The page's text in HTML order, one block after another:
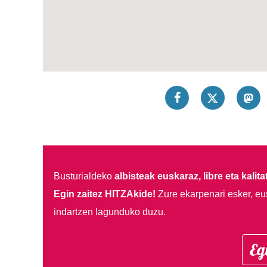
Busturialdeko albisteak euskaraz, libre eta
Egin zaitez HITZAkide! Zure ekarpenari esker,
indartzen lagunduko duzu.